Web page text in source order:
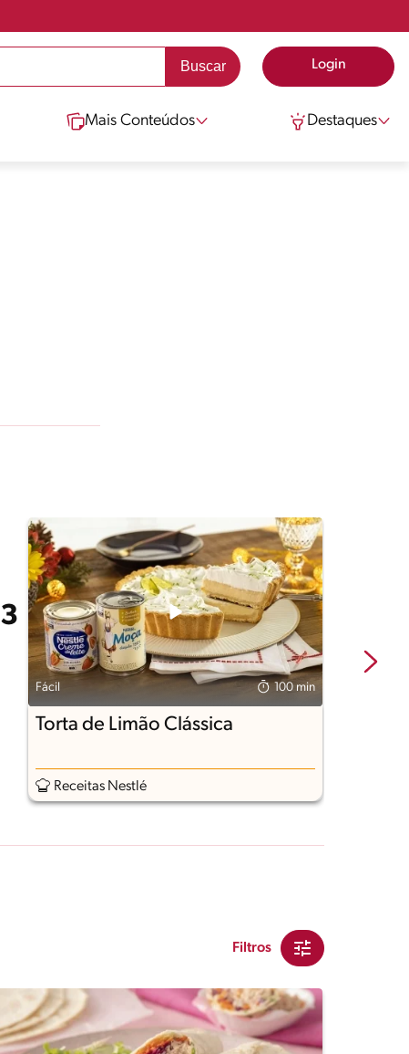
Login
Mais Conteúdos Destaques
Fácil 100 min
Torta de Limão Clássica
Receitas Nestlé
Filtros